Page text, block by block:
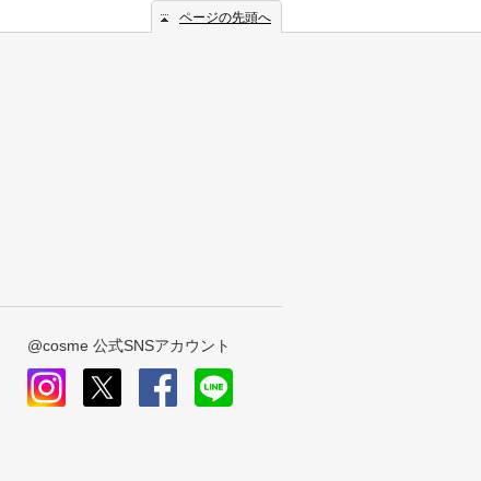
ページの先頭へ
@cosme 公式SNSアカウント